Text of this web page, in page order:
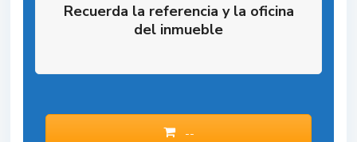
Recuerda la referencia y la oficina
del inmueble
--